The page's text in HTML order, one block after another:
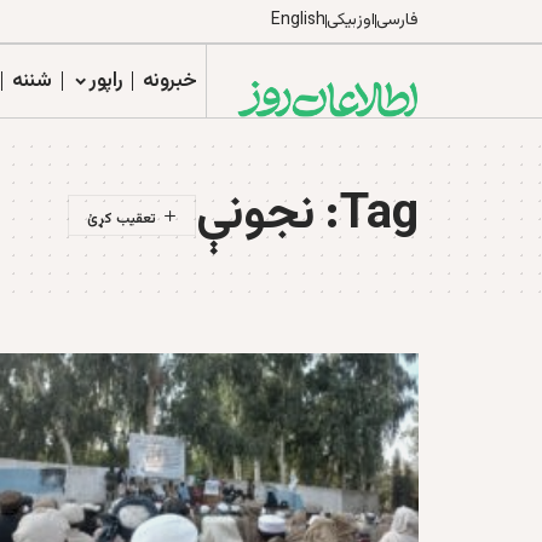
فارسیاوزبیکیEnglish
خبرونه راپور شننه
Tag: نجونې